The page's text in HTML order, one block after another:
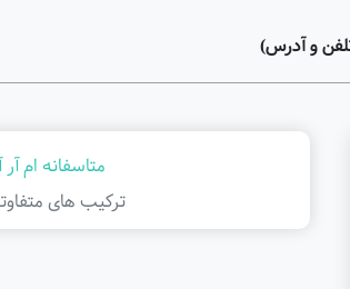
و آدرس)
متاسفانه ام
ترکیب های